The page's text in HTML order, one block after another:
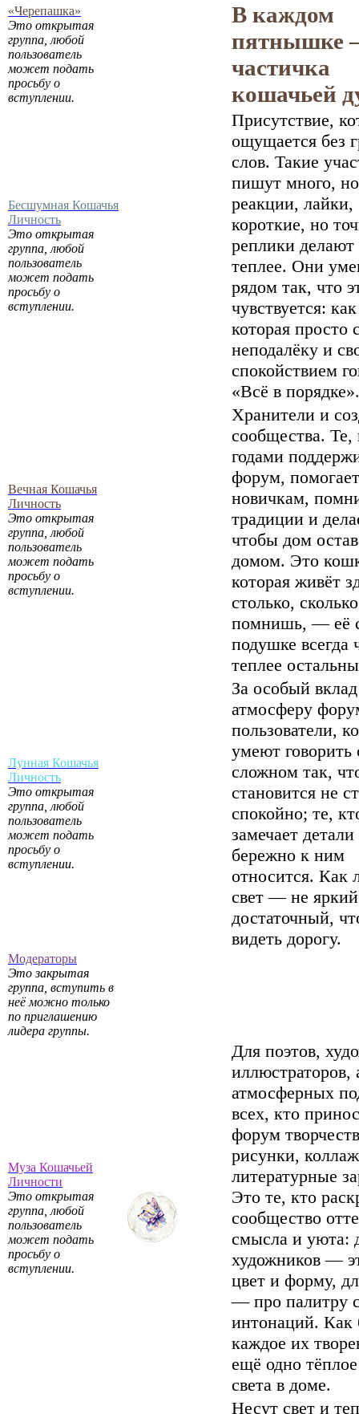
«Черепашка»
Это открытая
группа, любой
пользователь
может подать
просьбу о
вступлении.
В каждом
пятнышке
частичка
кошачьей
Бесшумная Кошачья
Личность
Это открытая
группа, любой
пользователь
может подать
просьбу о
вступлении.
Присутствие,
ощущается без
слов. Такие
пишут много,
реакции, лайки,
короткие, но
реплики
теплее. Они
рядом так, что
чувствуется:
которая просто
неподалёку и
спокойствием
«Всё в порядке».
Вечная Кошачья
Личность
Это открытая
группа, любой
пользователь
может подать
просьбу о
вступлении.
Хранители и
сообщества. Те,
годами
форум, помогает
новичкам,
традиции и
чтобы дом
домом. Это
которая живёт
столько,
помнишь, — её
подушке всегда
теплее
Лунная Кошачья
Личность
Это открытая
группа, любой
пользователь
может подать
просьбу о
вступлении.
За особый
атмосферу
пользователи,
умеют говорить
сложном так,
становится не
спокойно; те,
замечает
бережно к ним
относится. Как
свет — не
достаточный,
видеть дорогу.
Модераторы
Это закрытая
группа, вступить в
неё можно только
по приглашению
лидера группы.
Муза Кошачьей
Личности
Это открытая
группа, любой
пользователь
может подать
просьбу о
вступлении.
Для поэтов,
иллюстраторов,
атмосферных
всех, кто
форум
рисунки,
литературные
Это те, кто
сообщество
смысла и уюта:
художников —
цвет и форму,
— про палитру
интонаций. Как
каждое их
ещё одно
света в доме.
Несут свет и